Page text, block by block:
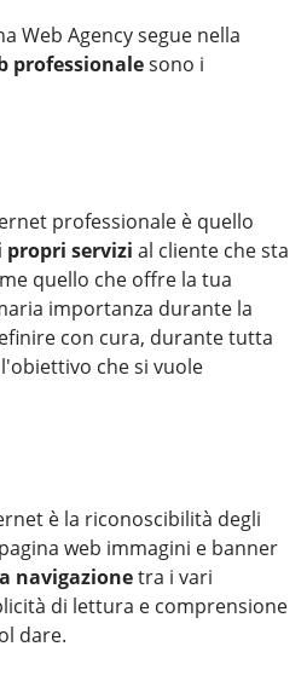
Web Agency segue nella
professionalesono i
professionale è quello
propri servizi al cliente che sta
quello che offre la tua
importanza durante la
con cura, durante tutta
che si vuole
è la riconoscibilità degli
web immagini e banner
navigazionetra i vari
di lettura e comprensione
dare.